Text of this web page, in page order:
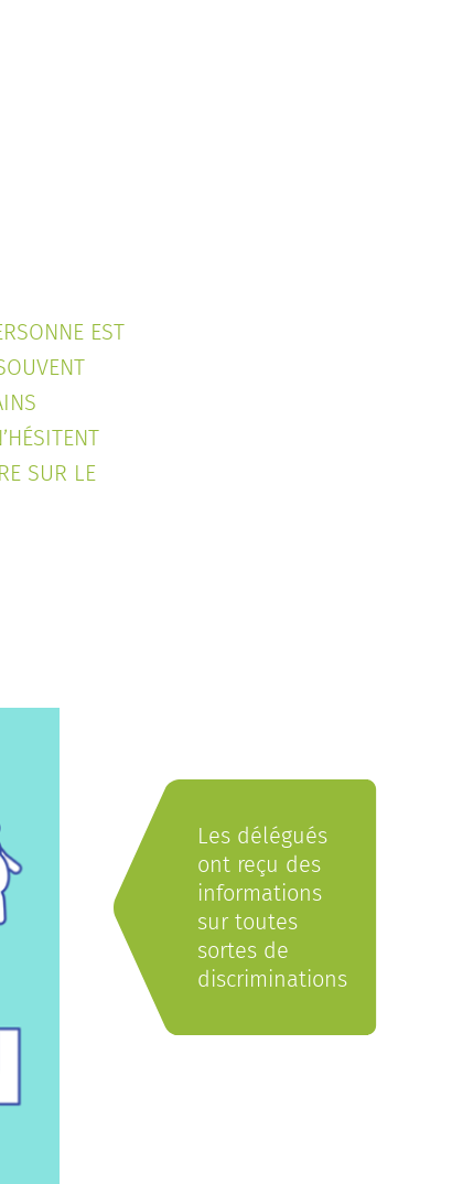
EST
SUR LE
Les délégués
ont reçu des
informations
sur toutes
sortes de
discriminations